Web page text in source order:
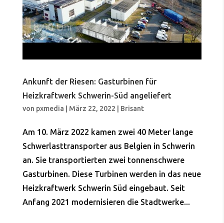
Ankunft der Riesen: Gasturbinen für
Heizkraftwerk Schwerin-Süd angeliefert
von pxmedia März 22, 2022 Brisant
Am 10. März 2022 kamen zwei 40 Meter lange
Schwerlasttransporter aus Belgien in Schwerin
an. Sie transportierten zwei tonnenschwere
Gasturbinen. Diese Turbinen werden in das neue
Heizkraftwerk Schwerin Süd eingebaut. Seit
Anfang 2021 modernisieren die Stadtwerke...